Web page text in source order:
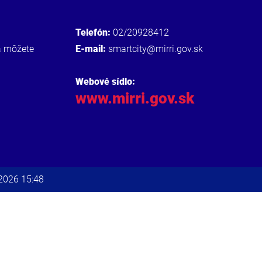
môžete
Telefón: 02/20928412
E-mail: smartcity@mirri.gov.sk
Webové sídlo:
www.mirri.gov.sk
15:48